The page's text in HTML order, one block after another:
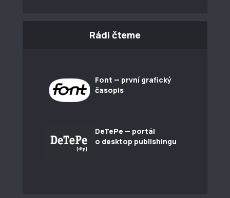
Rádi čteme
Font — první grafický
časopis
DeTePe — portál
o desktop publishingu